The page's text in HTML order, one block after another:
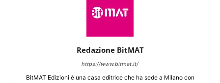
Redazione BitMAT
https://www.bitmat.it/
BitMAT Edizioni è una casa editrice che ha sede a Milano con